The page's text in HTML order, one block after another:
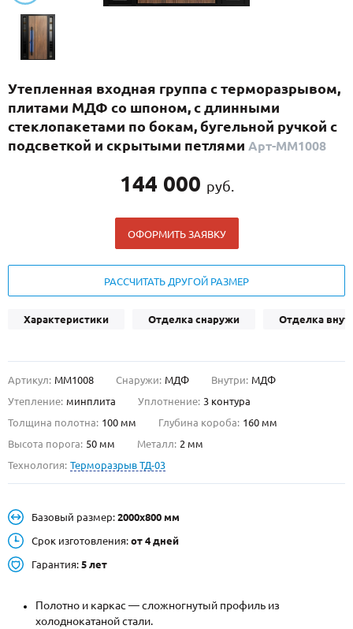
С реечным дизайном(29)
ПО НАЗНАЧЕНИЮ
Популярные двери
ДОСТАВКА
О НАС
Металлические двери от производителя с доставкой и установкой в
НАЙТИ:
ПН-СБ - с 9:00 до 21:00, ВС - до 19:00
ЗАПРОСИТЬ РАСЧЕТ
Утепленная входная группа с терморазрывом,
плитами МДФ со шпоном, с длинными
стеклопакетами по бокам, бугельной ручкой с
подсветкой и скрытыми петлями Арт-ММ1008
144 000 руб.
ОФОРМИТЬ ЗАЯВКУ
РАССЧИТАТЬ ДРУГОЙ РАЗМЕР
Характеристики Отделка снаружи Отделка
Артикул: ММ1008 Снаружи: МДФ Внутри: МДФ
Утепление: минплита Уплотнение: 3 контура
Толщина полотна: 100 мм Глубина короба: 160 мм
Высота порога: 50 мм Металл: 2 мм
Технология: Терморазрыв ТД-03
Базовый размер: 2000х800 мм
Срок изготовления: от 4 дней
Гарантия: 5 лет
Полотно и каркас — сложногнутый профиль из
холоднокатаной стали.